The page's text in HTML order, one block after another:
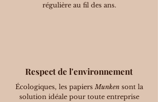
régulière au fil des ans.
Respect de l'environnement
Écologiques, les papiersMunkensont la
solution idéale pour toute entreprise